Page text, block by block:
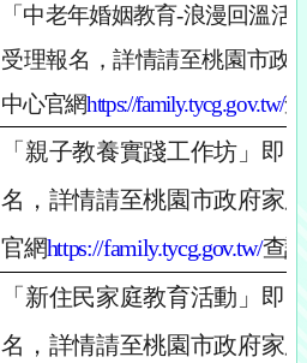
「中老年婚姻教育-浪漫回溫活
受理報名，詳情請至桃園市政
中心官網https://family.tycg.gov.tw/
「親子教養實踐工作坊」即
名，詳情請至桃園市政府家
官網https://family.tycg.gov.tw/查
「新住民家庭教育活動」即
名，詳情請至桃園市政府家